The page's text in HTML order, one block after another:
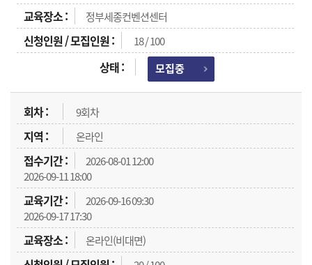
정부세종컨벤션센터
18 / 100
모집중
9회차
온라인
2026-08-01 12:00
2026-09-11 18:00
2026-09-16 09:30
2026-09-17 17:30
온라인(비대면)